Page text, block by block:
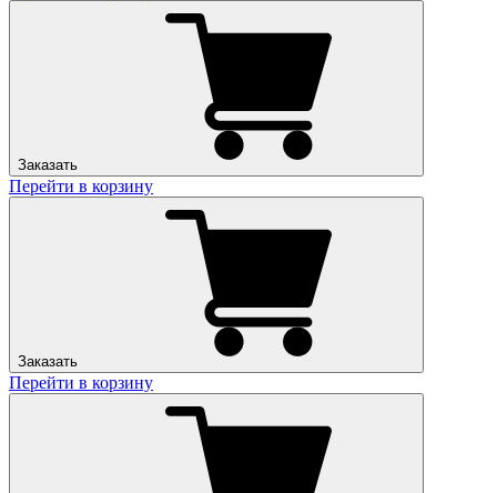
Заказать
Перейти в корзину
Заказать
Перейти в корзину